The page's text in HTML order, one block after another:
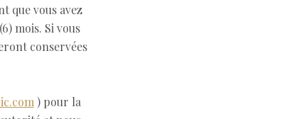
que vous avez
mois. Si vous
conservées
) pour la